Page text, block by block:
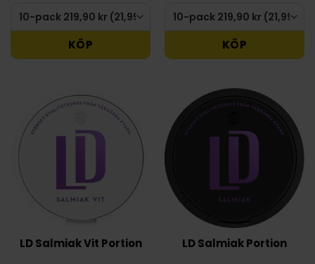
KÖP KÖP
LD Salmiak Vit Portion LD Salmiak Portion